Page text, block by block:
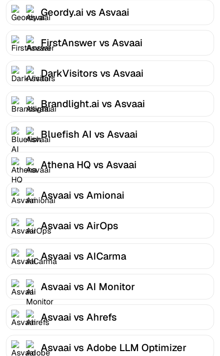
Geordy.ai vs Asvaai
FirstAnswer vs Asvaai
DarkVisitors vs Asvaai
Brandlight.ai vs Asvaai
Bluefish AI vs Asvaai
Athena HQ vs Asvaai
Asvaai vs Amionai
Asvaai vs AirOps
Asvaai vs AICarma
Asvaai vs AI Monitor
Asvaai vs Ahrefs
Asvaai vs Adobe LLM Optimizer